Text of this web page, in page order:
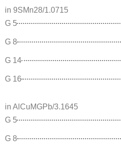
in 9SMn28/1.0715
G 5
G 8
G 14
G 16
in AlCuMGPb/3.1645
G 5
G 8